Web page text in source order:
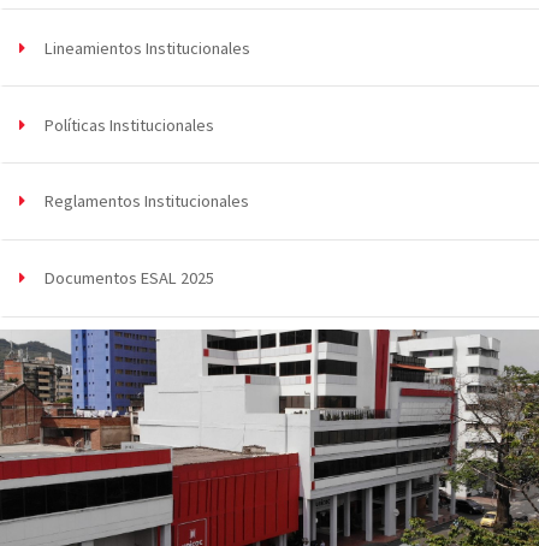
Lineamientos Institucionales
Políticas Institucionales
Reglamentos Institucionales
Documentos ESAL 2025